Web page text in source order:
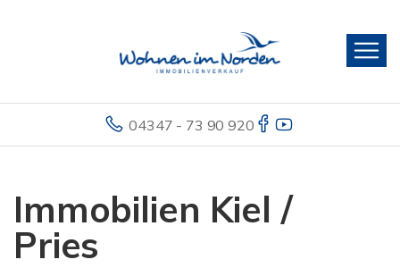
04347 - 73 90 920
Immobilien Kiel /
Pries